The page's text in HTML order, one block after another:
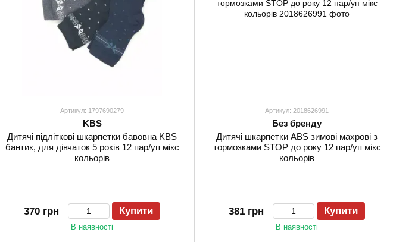
Артикул: 1797690279
KBS
Дитячі підліткові шкарпетки бавовна KBS
бантик, для дівчаток 5 років 12 пар/уп мікс
кольорів
370 грн Купити
В наявності
Артикул: 2018626991
Без бренду
Дитячі шкарпетки ABS зимові махрові з
тормозками STOP до року 12 пар/уп мікс
кольорів
381 грн Купити
В наявності